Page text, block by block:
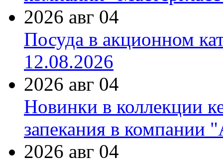
2026 авг 04
Посуда в акционном
12.08.2026
2026 авг 04
Новинки в коллекции
запекания в компании
2026 авг 04